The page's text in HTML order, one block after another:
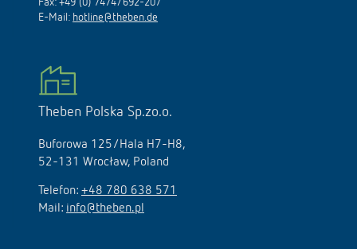
Fax: +49 (0) 7474/692-207
E-Mail: hotline@theben.de
Theben Polska Sp.zo.o.
Buforowa 125/Hala H7-H8,
52-131 Wrocław, Poland
Telefon: +48 780 638 571
Mail: info@theben.pl